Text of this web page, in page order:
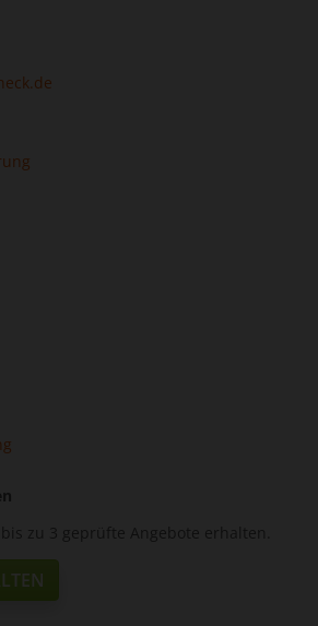
zu 3 geprüfte Angebote erhalten.